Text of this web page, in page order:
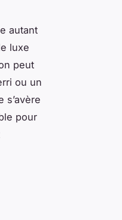
autant
luxe
peut
ou un
s’avère
pour